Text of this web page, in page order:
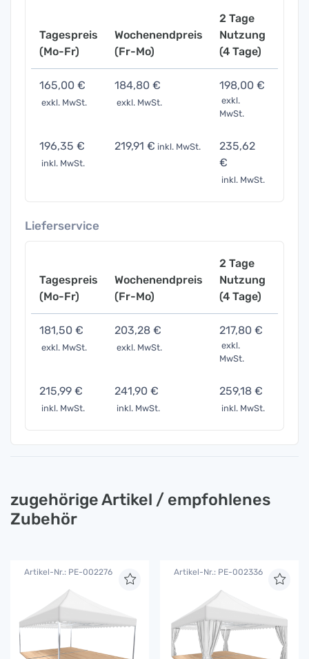
Tagespreis
(Mo-Fr)
Wochenendpreis
(Fr-Mo)
2 Tage
Nutzung
(4 Tage)
165,00 €
exkl. MwSt.
184,80 €
exkl. MwSt.
198,00 €
exkl.
MwSt.
196,35 €
inkl. MwSt.
219,91 € inkl. MwSt.
235,62
€
inkl. MwSt.
Lieferservice
Tagespreis
(Mo-Fr)
Wochenendpreis
(Fr-Mo)
2 Tage
Nutzung
(4 Tage)
181,50 €
exkl. MwSt.
203,28 €
exkl. MwSt.
217,80 €
exkl.
MwSt.
215,99 €
inkl. MwSt.
241,90 €
inkl. MwSt.
259,18 €
inkl. MwSt.
zugehörige Artikel / empfohlenes
Zubehör
Artikel-Nr.: PE-002276 Artikel-Nr.: PE-002336